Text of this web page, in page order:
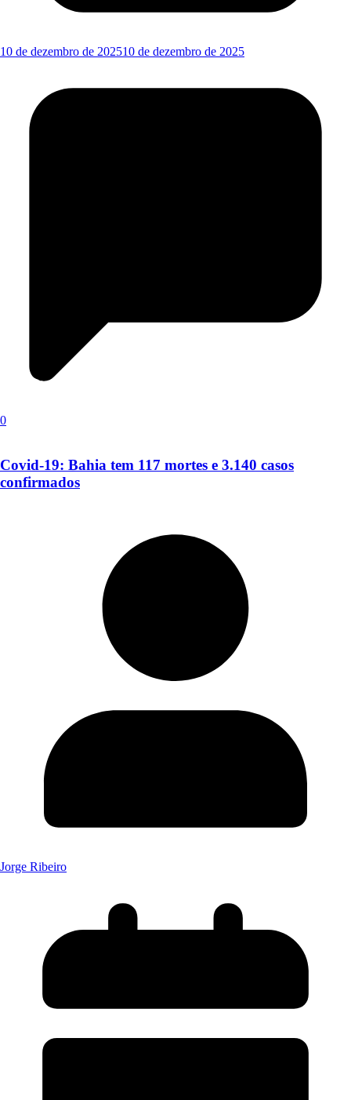
10 de dezembro de 202510 de dezembro de 2025
0
Covid-19: Bahia tem 117 mortes e 3.140 casos
confirmados
Jorge Ribeiro